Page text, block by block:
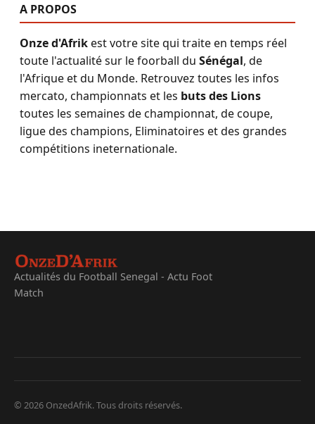
A PROPOS
Onze d'Afrikest votre site qui traite en temps réel
toute l'actualité sur le foorball du Sénégal, de
l'Afrique et du Monde. Retrouvez toutes les infos
mercato, championnats et les buts des Lions
toutes les semaines de championnat, de coupe,
ligue des champions, Eliminatoires et des grandes
compétitions ineternationale.
Actualités du Football Senegal - Actu Foot
Match
© 2026 OnzedAfrik. Tous droits réservés.